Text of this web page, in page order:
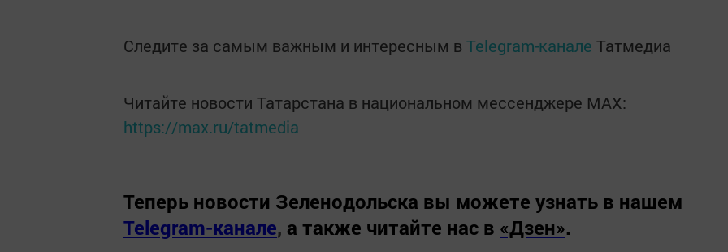
Следите за самым важным и интересным в Telegram-канале Татмедиа
Читайте новости Татарстана в национальном мессенджере MАХ:
https://max.ru/tatmedia
Теперь новости Зеленодольска вы можете узнать в нашем
Telegram-канале, а также читайте нас в «Дзен».